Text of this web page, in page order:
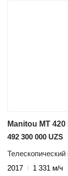
Manitou MT
492 300 000 UZS
Телескопический
2017
1 331 м/ч